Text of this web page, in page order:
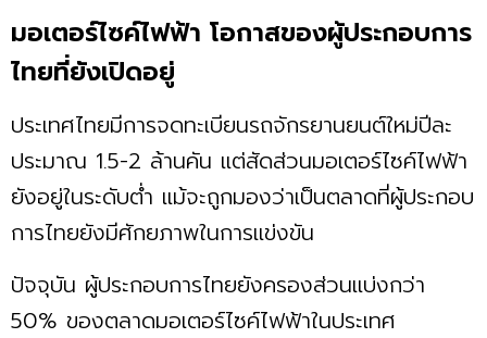
มอเตอร์ไซค์ไฟฟ้า โอกาสของผู้ประกอบการ
ไทยที่ยังเปิดอยู่
ประเทศไทยมีการจดทะเบียนรถจักรยานยนต์ใหม่ปีละ
ประมาณ 1.5-2 ล้านคัน แต่สัดส่วนมอเตอร์ไซค์ไฟฟ้า
ยังอยู่ในระดับต่ำ แม้จะถูกมองว่าเป็นตลาดที่ผู้ประกอบ
การไทยยังมีศักยภาพในการแข่งขัน
ปัจจุบัน ผู้ประกอบการไทยยังครองส่วนแบ่งกว่า
50% ของตลาดมอเตอร์ไซค์ไฟฟ้าในประเทศ